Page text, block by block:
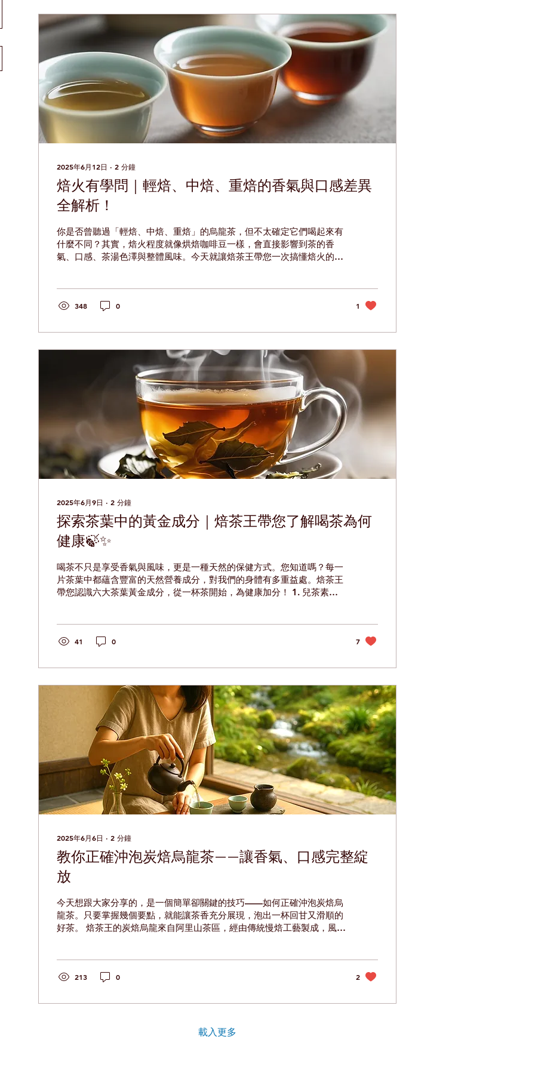
2025年6月12日 ∙ 2 分鐘
焙火有學問｜輕焙、中焙、重焙的香氣與口感差異
全解析！
你是否曾聽過「輕焙、中焙、重焙」的烏龍茶，但不太確定它們喝起來有
什麼不同？其實，焙火程度就像烘焙咖啡豆一樣，會直接影響到茶的香
氣、口感、茶湯色澤與整體風味。今天就讓焙茶王帶您一次搞懂焙火的奧
348 0 1
2025年6月9日 ∙ 2 分鐘
探索茶葉中的黃金成分｜焙茶王帶您了解喝茶為何
健康🍃✨
喝茶不只是享受香氣與風味，更是一種天然的保健方式。您知道嗎？每一
片茶葉中都蘊含豐富的天然營養成分，對我們的身體有多重益處。焙茶王
帶您認識六大茶葉黃金成分，從一杯茶開始，為健康加分！ 1. 兒茶素
41 0 7
2025年6月6日 ∙ 2 分鐘
教你正確沖泡炭焙烏龍茶——讓香氣、口感完整綻
放
今天想跟大家分享的，是一個簡單卻關鍵的技巧——如何正確沖泡炭焙烏
龍茶。只要掌握幾個要點，就能讓茶香充分展現，泡出一杯回甘又滑順的
好茶。 焙茶王的炭焙烏龍來自阿里山茶區，經由傳統慢焙工藝製成，風味
213 0 2
載入更多